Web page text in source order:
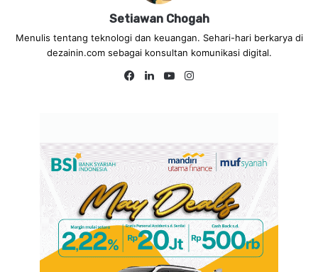
Setiawan Chogah
Menulis tentang teknologi dan keuangan. Sehari-hari berkarya di
dezainin.com sebagai konsultan komunikasi digital.
Fa
Lin
Yo